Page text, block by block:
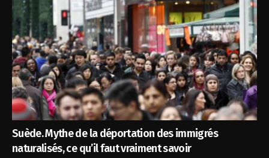
Suède. Mythe de la déportation des immigrés
naturalisés, ce qu’il faut vraiment savoir